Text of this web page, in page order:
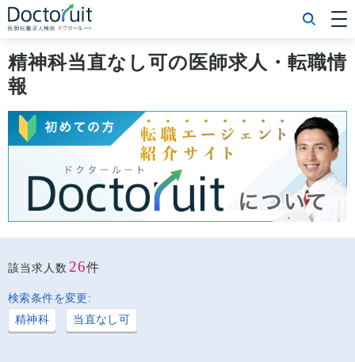
[常勤] 科目から探す
[常勤] 特徴から探す
Doctoruit医師転職特集
Doctoruitについて
運営者情報
プライバシーポリシー
精神科当直なし可の医師求人・転職情
報
該当求人数 26件
検索条件を変更:
精神科
当直なし可